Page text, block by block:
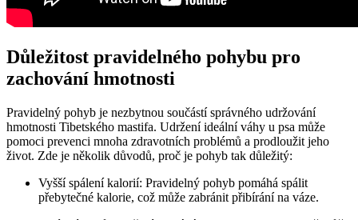
Důležitost pravidelného pohybu pro
zachování hmotnosti
Pravidelný pohyb je nezbytnou součástí správného udržování
hmotnosti Tibetského mastifa. Udržení ideální váhy u psa může
pomoci prevenci mnoha zdravotních problémů a prodloužit jeho
život. Zde je několik důvodů, proč je pohyb tak důležitý:
Vyšší spálení kalorií: Pravidelný pohyb pomáhá spálit
přebytečné kalorie, což může zabránit přibírání na váze.